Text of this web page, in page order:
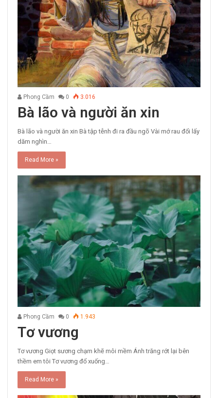
Phong Cầm 0 3.016
Bà lão và người ăn xin
Bà lão và người ăn xin Bà tập tễnh đi ra đầu ngõ Vài mớ rau đổi lấy
dăm nghìn…
Read More »
Phong Cầm 0 1.943
Tơ vương
Tơ vương Giọt sương chạm khẽ môi mềm Ánh trăng rớt lại bên
thềm em tôi Tơ vương đổ xuống…
Read More »